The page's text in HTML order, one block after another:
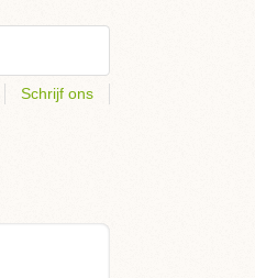
Schrijf ons